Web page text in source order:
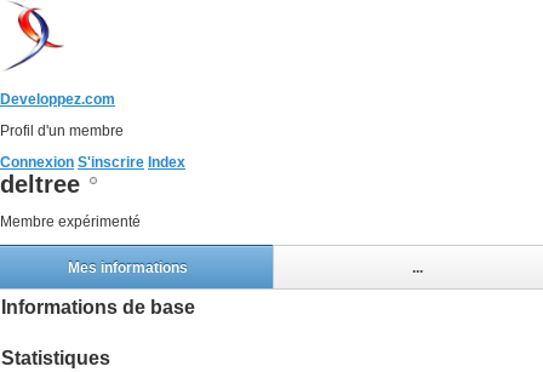
Developpez.com
Profil d'un membre
Connexion S'inscrire Index
deltree
Membre expérimenté
Mes informations ...
Informations de base
Statistiques